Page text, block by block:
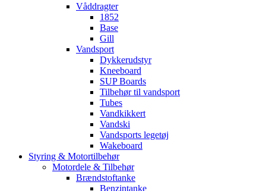
Våddragter
1852
Base
Gill
Vandsport
Dykkerudstyr
Kneeboard
SUP Boards
Tilbehør til vandsport
Tubes
Vandkikkert
Vandski
Vandsports legetøj
Wakeboard
Styring & Motortilbehør
Motordele & Tilbehør
Brændstoftanke
Benzintanke